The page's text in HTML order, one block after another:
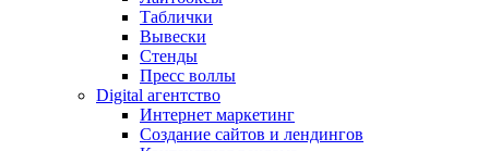
Таблички
Вывески
Стенды
Пресс воллы
Digital агентство
Интернет маркетинг
Создание сайтов и лендингов